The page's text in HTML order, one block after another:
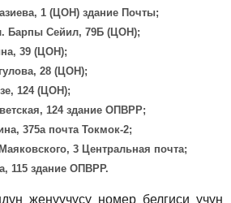
1 (ЦОН) здание Почты;
Барпы Сейил, 79Б (ЦОН);
39 (ЦОН);
28 (ЦОН);
124 (ЦОН);
124 здание ОПВРР;
375а почта Токмок-2;
3 Центральная почта;
115 здание ОПВРР.
жеңүүчүсү номер белгиси үчүн